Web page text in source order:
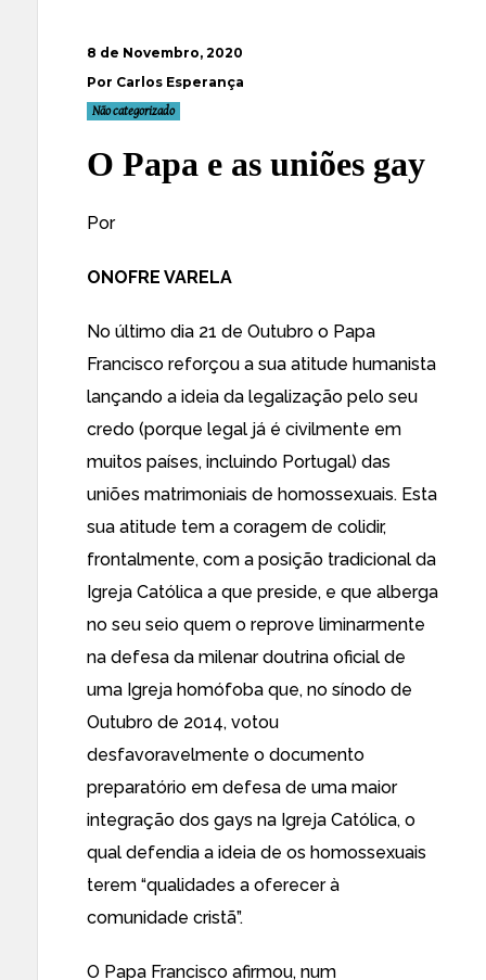
8 de Novembro, 2020
Por Carlos Esperança
Não categorizado
O Papa e as uniões gay
Por
ONOFRE VARELA
No último dia 21 de Outubro o Papa
Francisco reforçou a sua atitude humanista
lançando a ideia da legalização pelo seu
credo (porque legal já é civilmente em
muitos países, incluindo Portugal) das
uniões matrimoniais de homossexuais. Esta
sua atitude tem a coragem de colidir,
frontalmente, com a posição tradicional da
Igreja Católica a que preside, e que alberga
no seu seio quem o reprove liminarmente
na defesa da milenar doutrina oficial de
uma Igreja homófoba que, no sínodo de
Outubro de 2014, votou
desfavoravelmente o documento
preparatório em defesa de uma maior
integração dos gays na Igreja Católica, o
qual defendia a ideia de os homossexuais
terem “qualidades a oferecer à
comunidade cristã”.
O Papa Francisco afirmou, num